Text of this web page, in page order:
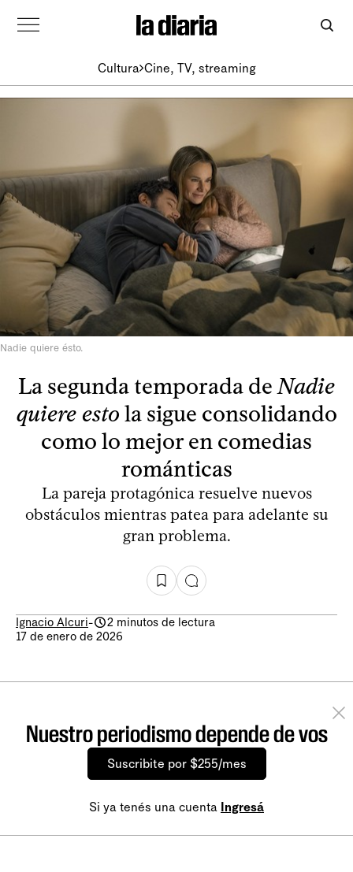
Cultura Cine, TV, streaming
Nadie quiere ésto.
La segunda temporada de Nadie
quiere esto la sigue consolidando
como lo mejor en comedias
románticas
La pareja protagónica resuelve nuevos
obstáculos mientras patea para adelante su
gran problema.
Ignacio Alcuri-
2 minutos de lectura
17 de enero de 2026
Nuestro periodismo depende de vos
Suscribite por $255/mes
Si ya tenés una cuenta Ingresá